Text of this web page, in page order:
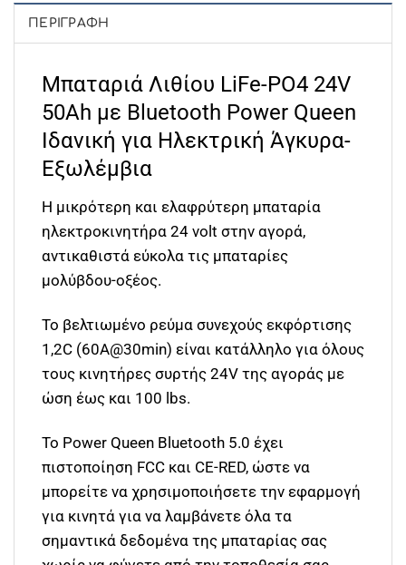
ΠΕΡΙΓΡΑΦΉ
Μπαταριά Λιθίου LiFe-PO4 24V
50Ah με Bluetooth Power Queen
Ιδανική για Ηλεκτρική Άγκυρα-
Εξωλέμβια
Η μικρότερη και ελαφρύτερη μπαταρία
ηλεκτροκινητήρα 24 volt στην αγορά,
αντικαθιστά εύκολα τις μπαταρίες
μολύβδου-οξέος.
Το βελτιωμένο ρεύμα συνεχούς εκφόρτισης
1,2C (60A@30min) είναι κατάλληλο για όλους
τους κινητήρες συρτής 24V της αγοράς με
ώση έως και 100 lbs.
Το Power Queen Bluetooth 5.0 έχει
πιστοποίηση FCC και CE-RED, ώστε να
μπορείτε να χρησιμοποιήσετε την εφαρμογή
για κινητά για να λαμβάνετε όλα τα
σημαντικά δεδομένα της μπαταρίας σας